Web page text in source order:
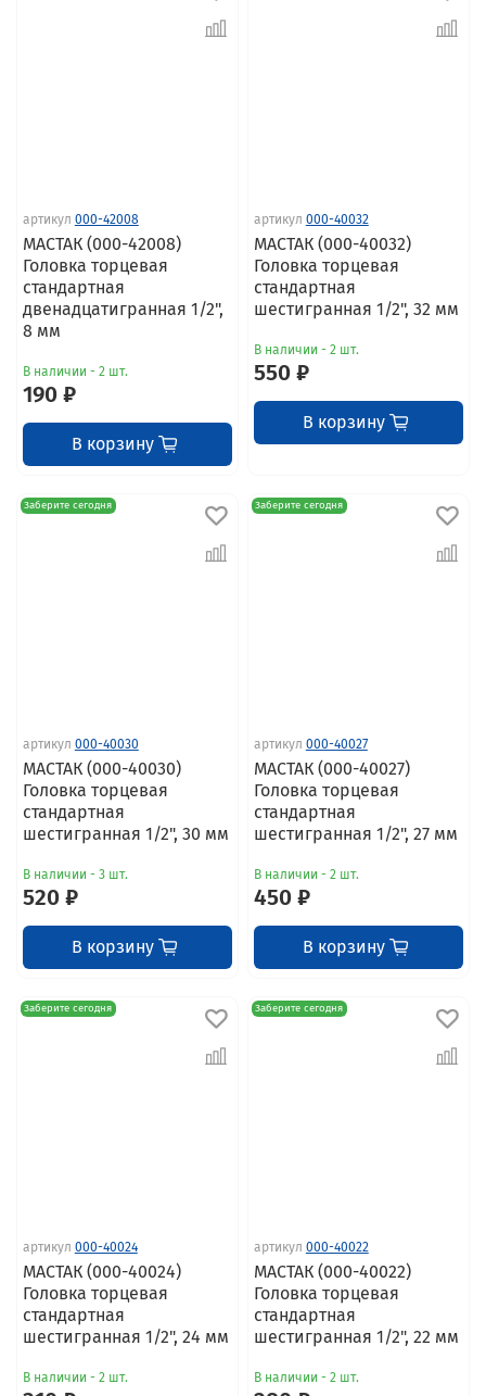
артикул 000-42008
МАСТАК (000-42008)
Головка торцевая
стандартная
двенадцатигранная 1/2",
8 мм
В наличии - 2 шт.
190 ₽
В корзину
артикул 000-40032
МАСТАК (000-40032)
Головка торцевая
стандартная
шестигранная 1/2", 32 мм
В наличии - 2 шт.
550 ₽
В корзину
Заберите сегодня
артикул 000-40030
МАСТАК (000-40030)
Головка торцевая
стандартная
шестигранная 1/2", 30 мм
В наличии - 3 шт.
520 ₽
В корзину
Заберите сегодня
артикул 000-40027
МАСТАК (000-40027)
Головка торцевая
стандартная
шестигранная 1/2", 27 мм
В наличии - 2 шт.
450 ₽
В корзину
Заберите сегодня
артикул 000-40024
МАСТАК (000-40024)
Головка торцевая
стандартная
шестигранная 1/2", 24 мм
В наличии - 2 шт.
Заберите сегодня
артикул 000-40022
МАСТАК (000-40022)
Головка торцевая
стандартная
шестигранная 1/2", 22 мм
В наличии - 2 шт.